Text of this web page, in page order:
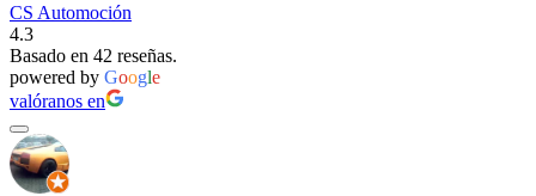
CS Automoción
4.3
Basado en 42 reseñas.
powered by Google
valóranos en